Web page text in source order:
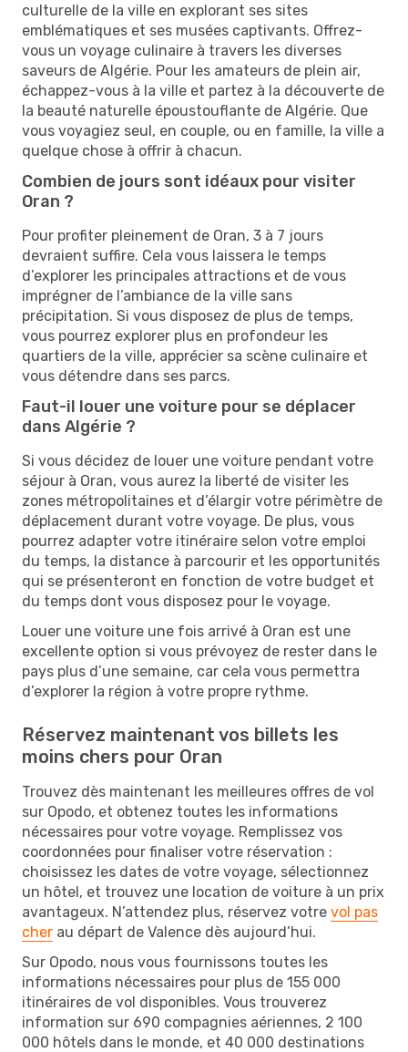
culturelle de la ville en explorant ses sites
emblématiques et ses musées captivants. Offrez-
vous un voyage culinaire à travers les diverses
saveurs de Algérie. Pour les amateurs de plein air,
échappez-vous à la ville et partez à la découverte de
la beauté naturelle époustouflante de Algérie. Que
vous voyagiez seul, en couple, ou en famille, la ville a
quelque chose à offrir à chacun.
Combien de jours sont idéaux pour visiter
Oran ?
Pour profiter pleinement de Oran, 3 à 7 jours
devraient suffire. Cela vous laissera le temps
d’explorer les principales attractions et de vous
imprégner de l’ambiance de la ville sans
précipitation. Si vous disposez de plus de temps,
vous pourrez explorer plus en profondeur les
quartiers de la ville, apprécier sa scène culinaire et
vous détendre dans ses parcs.
Faut-il louer une voiture pour se déplacer
dans Algérie ?
Si vous décidez de louer une voiture pendant votre
séjour à Oran, vous aurez la liberté de visiter les
zones métropolitaines et d’élargir votre périmètre de
déplacement durant votre voyage. De plus, vous
pourrez adapter votre itinéraire selon votre emploi
du temps, la distance à parcourir et les opportunités
qui se présenteront en fonction de votre budget et
du temps dont vous disposez pour le voyage.
Louer une voiture une fois arrivé à Oran est une
excellente option si vous prévoyez de rester dans le
pays plus d’une semaine, car cela vous permettra
d’explorer la région à votre propre rythme.
Réservez maintenant vos billets les
moins chers pour Oran
Trouvez dès maintenant les meilleures offres de vol
sur Opodo, et obtenez toutes les informations
nécessaires pour votre voyage. Remplissez vos
coordonnées pour finaliser votre réservation :
choisissez les dates de votre voyage, sélectionnez
un hôtel, et trouvez une location de voiture à un prix
avantageux. N’attendez plus, réservez votre vol pas
cher au départ de Valence dès aujourd’hui.
Sur Opodo, nous vous fournissons toutes les
informations nécessaires pour plus de 155 000
itinéraires de vol disponibles. Vous trouverez
information sur 690 compagnies aériennes, 2 100
000 hôtels dans le monde, et 40 000 destinations